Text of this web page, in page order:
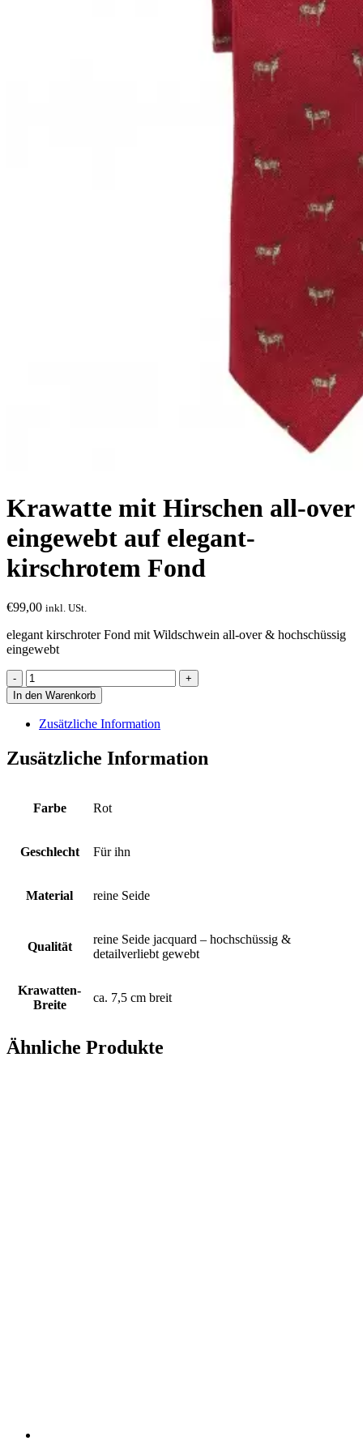
Krawatte mit Hirschen all-over
eingewebt auf elegant-
kirschrotem Fond
€99,00 inkl. USt.
elegant kirschroter Fond mit Wildschwein all-over & hochschüssig
eingewebt
Krawatte
mit
Hirschen
all-
over
eingewebt
auf
Fond
In den Warenkorb
Zusätzliche Information
Zusätzliche Information
Farbe Rot
Geschlecht Für ihn
Material reine Seide
Qualität
reine Seide jacquard – hochschüssig &
detailverliebt gewebt
Krawatten-
Breite
ca. 7,5 cm breit
Ähnliche Produkte